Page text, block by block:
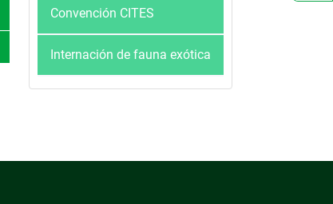
Convención CITES
Internación de fauna exótica